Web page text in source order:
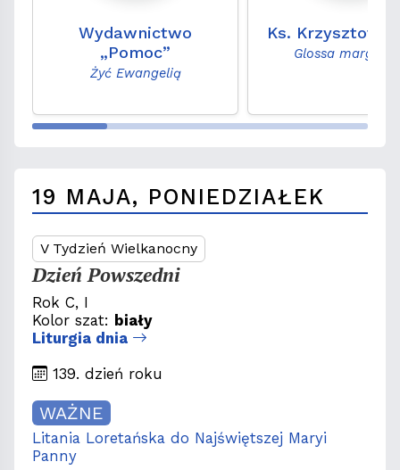
Wydawnictwo
„Pomoc”
Żyć Ewangelią
Ks. Krzysztof
Glossa
19 MAJA, PONIEDZIAŁEK
V Tydzień Wielkanocny
Dzień Powszedni
Rok C, I
Kolor szat: biały
Liturgia dnia
139. dzień roku
WAŻNE
Litania Loretańska do Najświętszej Maryi
Panny